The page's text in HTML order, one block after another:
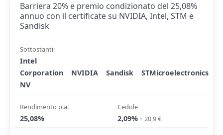
Barriera 20% e premio condizionato del 25,08%
annuo con il certificate su NVIDIA, Intel, STM e
Sandisk
Sottostanti:
Intel
Corporation
NVIDIA Sandisk
STMicroelectronics
NV
Rendimento p.a.
25,08%
Cedole
2,09% - 20,9 €